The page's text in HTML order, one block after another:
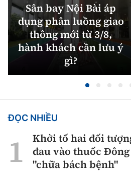
Sân bay Nội Bài áp
dụng phân luồng giao
thông mới từ 3/8,
hành khách cần lưu ý
gì?
ĐỌC NHIỀU
Khởi tố hai đối
đau vào thuốc
"chữa bách bệnh"